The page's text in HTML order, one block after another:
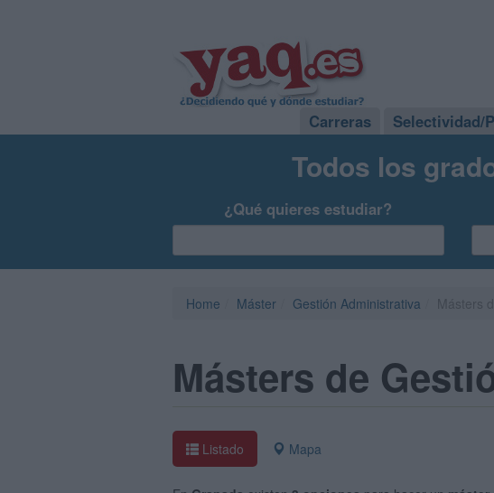
Carreras Selectividad/
Todos los
¿Qué quieres estudiar?
Home Máster Gestión Administrativa
Másters de
Listado Mapa